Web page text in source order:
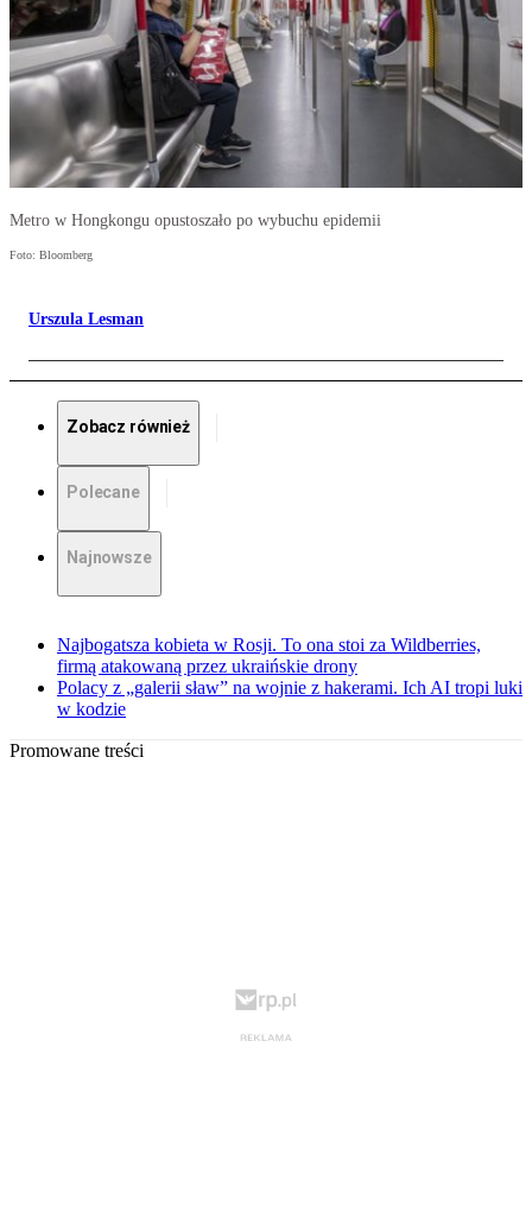
Metro w Hongkongu opustoszało po wybuchu epidemii
Foto: Bloomberg
Urszula Lesman
Zobacz również
Polecane
Najnowsze
Najbogatsza kobieta w Rosji. To ona stoi za Wildberries,
firmą atakowaną przez ukraińskie drony
Polacy z „galerii sław” na wojnie z hakerami. Ich AI tropi luki
w kodzie
Promowane treści